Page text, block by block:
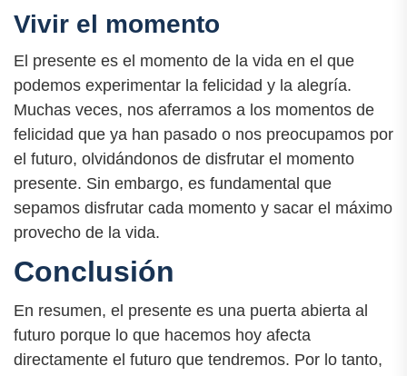
Vivir el momento
El presente es el momento de la vida en el que
podemos experimentar la felicidad y la alegría.
Muchas veces, nos aferramos a los momentos de
felicidad que ya han pasado o nos preocupamos por
el futuro, olvidándonos de disfrutar el momento
presente. Sin embargo, es fundamental que
sepamos disfrutar cada momento y sacar el máximo
provecho de la vida.
Conclusión
En resumen, el presente es una puerta abierta al
futuro porque lo que hacemos hoy afecta
directamente el futuro que tendremos. Por lo tanto,